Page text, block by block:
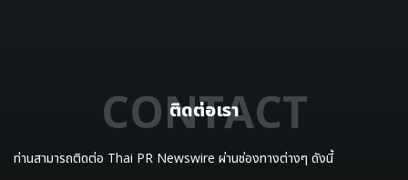
ติดต่อเรา
CONTACT
ท่านสามารถติดต่อ Thai PR Newswire ผ่านช่องทางต่างๆ ดังนี้